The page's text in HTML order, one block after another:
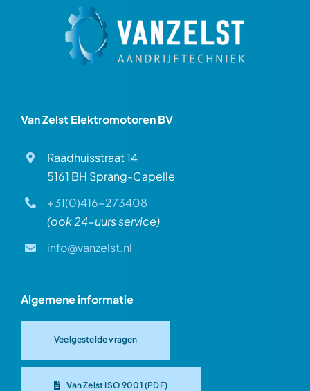
Van Zelst Elektromotoren BV
Raadhuisstraat 14
5161 BH Sprang-Capelle
+31(0)416-273408
(ook 24-uurs service)
info@vanzelst.nl
Algemene informatie
Veelgestelde vragen
Van Zelst ISO 9001 (PDF)